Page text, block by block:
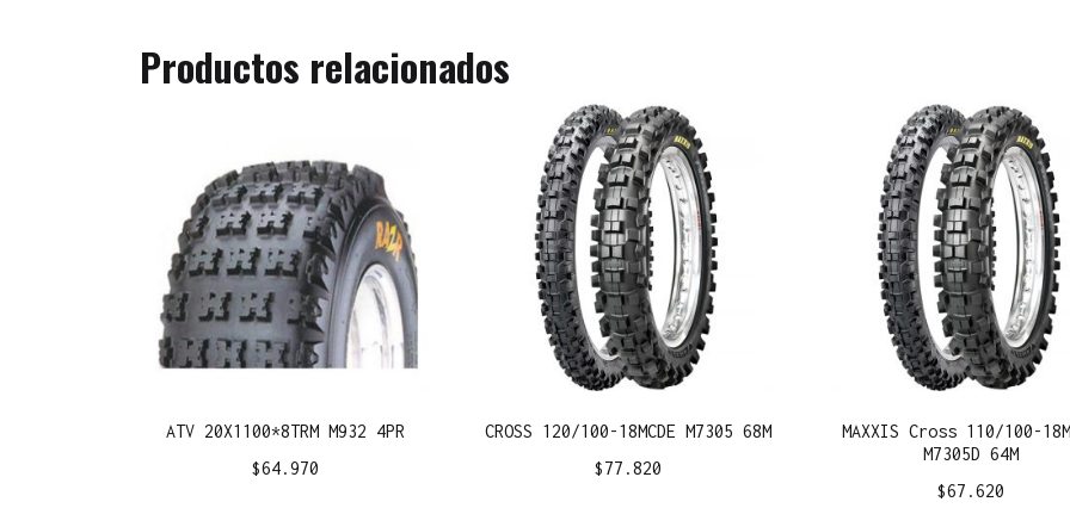
Productos relacionados
ATV 20X1100*8TRM M932 4PR
$64.970
CROSS 120/100-18MCDE M7305 68M
$77.820
MAXXIS Cross 110/100-
M7305D 64M
$67.620